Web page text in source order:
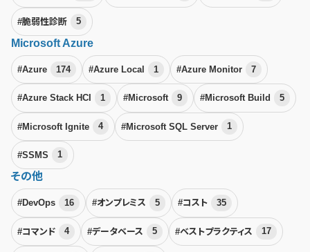
#脆弱性診断 5
Microsoft Azure
#Azure 174 #Azure Local 1 #Azure Monitor 7
#Azure Stack HCI 1 #Microsoft 9 #Microsoft Build 5
#Microsoft Ignite 4 #Microsoft SQL Server 1
#SSMS 1
その他
#DevOps 16 #オンプレミス 5 #コスト 35
#コマンド 4 #データベース 5 #ベストプラクティス 17